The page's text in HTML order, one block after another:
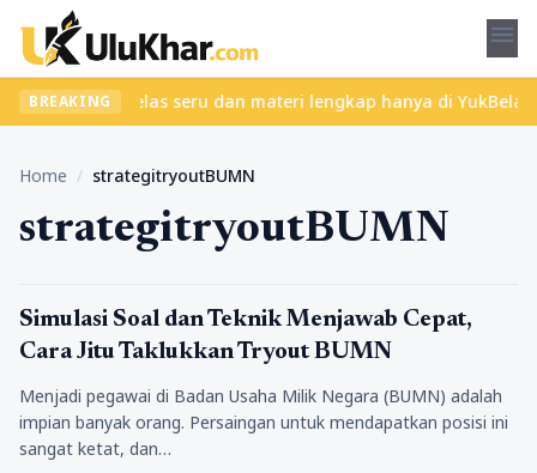
menu
BREAKING
Temukan kelas seru dan materi lengkap hanya di
Home / strategitryoutBUMN
strategitryoutBUMN
Pendidikan
Simulasi Soal dan Teknik Menjawab Cepat,
Cara Jitu Taklukkan Tryout BUMN
Menjadi pegawai di Badan Usaha Milik Negara (BUMN) adalah
impian banyak orang. Persaingan untuk mendapatkan posisi ini
sangat ketat, dan…